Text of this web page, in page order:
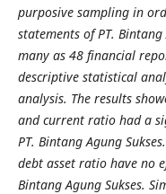
purposive sampling in
statements of PT.
many as 48 financial
descriptive statistical
analysis. The results
and current ratio had a
PT. Bintang Agung
debt asset ratio have no
Bintang Agung Sukses.